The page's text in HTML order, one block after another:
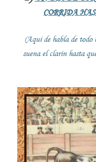
CORRIDA
(Aquí de habla de todo
suena el clarín hasta